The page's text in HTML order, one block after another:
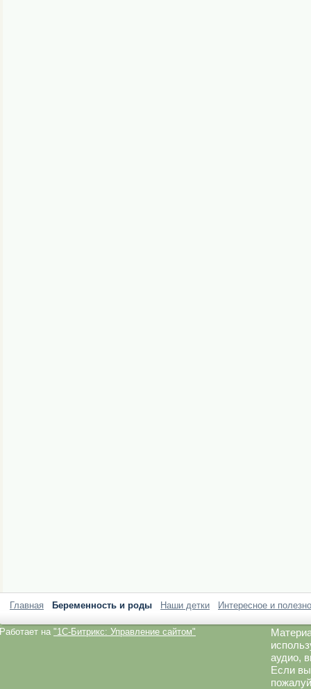
Главная Беременность и роды Наши детки Интересное и
Работает на "1C-Битрикс: Управление сайтом"
аудио,
Если вы